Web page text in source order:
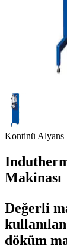
Kontinü Alyans
Makinası
Değerli
döküm